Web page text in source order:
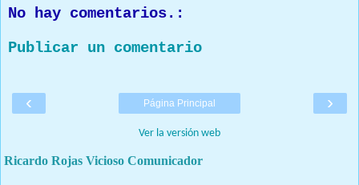
No hay comentarios.:
Publicar un comentario
‹ ›
Página Principal
Ver la versión web
Ricardo Rojas Vicioso Comunicador